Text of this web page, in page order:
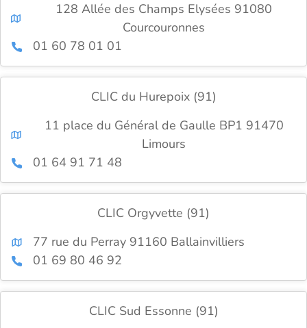
128 Allée des Champs Elysées 91080
Courcouronnes
01 60 78 01 01
CLIC du Hurepoix (91)
11 place du Général de Gaulle BP1 91470
Limours
01 64 91 71 48
CLIC Orgyvette (91)
77 rue du Perray 91160 Ballainvilliers
01 69 80 46 92
CLIC Sud Essonne (91)